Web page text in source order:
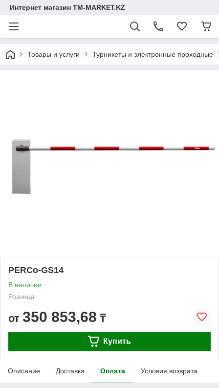
Интернет магазин TM-MARKET.KZ
Товары и услуги Турникеты и электронные проходные
PERCo-GS14
В наличии
Розница
от 350 853,68 ₸
Купить
Описание Доставка Оплата Условия возврата